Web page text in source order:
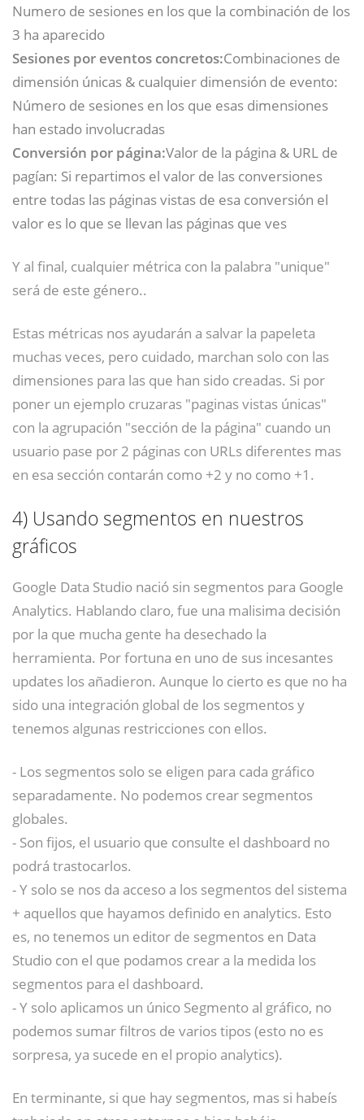
Numero de sesiones en los que la combinación de los
3 ha aparecido
Sesiones por eventos concretos:Combinaciones de
dimensión únicas & cualquier dimensión de evento:
Número de sesiones en los que esas dimensiones
han estado involucradas
Conversión por página:Valor de la página & URL de
pagían: Si repartimos el valor de las conversiones
entre todas las páginas vistas de esa conversión el
valor es lo que se llevan las páginas que ves
Y al final, cualquier métrica con la palabra "unique"
será de este género..
Estas métricas nos ayudarán a salvar la papeleta
muchas veces, pero cuidado, marchan solo con las
dimensiones para las que han sido creadas. Si por
poner un ejemplo cruzaras "paginas vistas únicas"
con la agrupación "sección de la página" cuando un
usuario pase por 2 páginas con URLs diferentes mas
en esa sección contarán como +2 y no como +1.
4) Usando segmentos en nuestros
gráficos
Google Data Studio nació sin segmentos para Google
Analytics. Hablando claro, fue una malisima decisión
por la que mucha gente ha desechado la
herramienta. Por fortuna en uno de sus incesantes
updates los añadieron. Aunque lo cierto es que no ha
sido una integración global de los segmentos y
tenemos algunas restricciones con ellos.
- Los segmentos solo se eligen para cada gráfico
separadamente. No podemos crear segmentos
globales.
- Son fijos, el usuario que consulte el dashboard no
podrá trastocarlos.
- Y solo se nos da acceso a los segmentos del sistema
+ aquellos que hayamos definido en analytics. Esto
es, no tenemos un editor de segmentos en Data
Studio con el que podamos crear a la medida los
segmentos para el dashboard.
- Y solo aplicamos un único Segmento al gráfico, no
podemos sumar filtros de varios tipos (esto no es
sorpresa, ya sucede en el propio analytics).
En terminante, si que hay segmentos, mas si habeís